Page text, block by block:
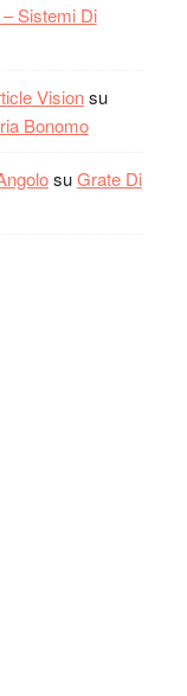
Sistemi Di
Visionsu
Bonomo
suGrate Di